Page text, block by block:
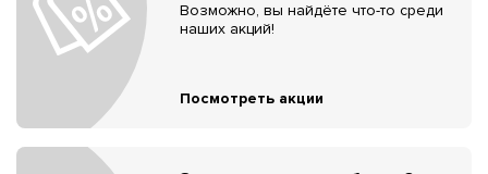
Возможно, вы найдёте что-то среди
наших акций!
Посмотреть акции